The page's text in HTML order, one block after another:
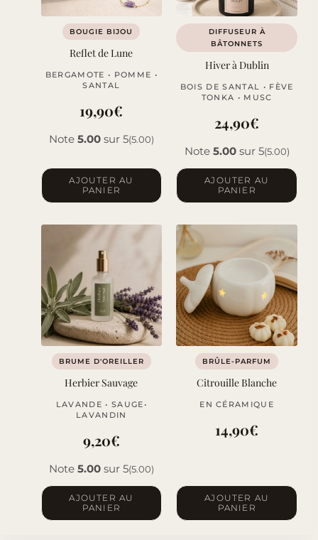
BOUGIE BIJOU
Reflet de Lune
BERGAMOTE • POMME •
SANTAL
19,90€
Note 5.00sur 5(5.00)
AJOUTER AU
PANIER
DIFFUSEUR À
BÂTONNETS
Hiver à Dublin
BOIS DE SANTAL • FÈVE
TONKA • MUSC
24,90€
Note 5.00sur 5(5.00)
AJOUTER AU
PANIER
BRUME D'OREILLER
Herbier Sauvage
LAVANDE • SAUGE•
LAVANDIN
9,20€
Note 5.00sur 5(5.00)
AJOUTER AU
PANIER
BRÛLE-PARFUM
Citrouille Blanche
EN CÉRAMIQUE
14,90€
AJOUTER AU
PANIER